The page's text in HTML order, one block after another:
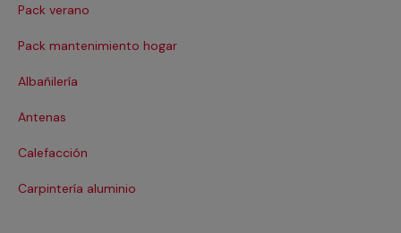
Pack verano
Pack mantenimiento hogar
Albañilería
Antenas
Calefacción
Carpintería aluminio